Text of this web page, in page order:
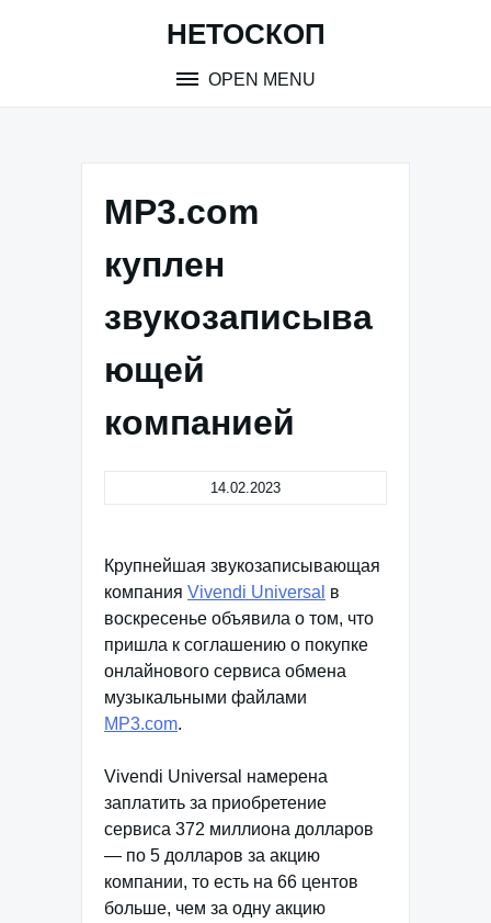
НЕТОСКОП
OPEN MENU
MP3.com
куплен
звукозаписыва
ющей
компанией
14.02.2023
Крупнейшая звукозаписывающая
компания Vivendi Universal в
воскресенье объявила о том, что
пришла к соглашению о покупке
онлайнового сервиса обмена
музыкальными файлами
MP3.com.
Vivendi Universal намерена
заплатить за приобретение
сервиса 372 миллиона долларов
— по 5 долларов за акцию
компании, то есть на 66 центов
больше, чем за одну акцию